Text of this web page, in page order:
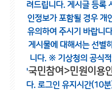
려드립니다. 게시글 등록
인정보가 포함될 경우 개
유의하여 주시기 바랍니
게시물에 대해서는 선별
니다. ※ 기상청의 공식
'국민참여>민원이용
다. 로그인 유지시간(10분